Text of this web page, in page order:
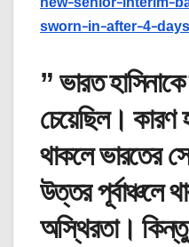
sworn-in-after-4-
” ভারত
চেয়েছিল। কারণ
থাকলে ভারতের
উত্তর পূর্বাঞ্চলে
অস্থিরতা।